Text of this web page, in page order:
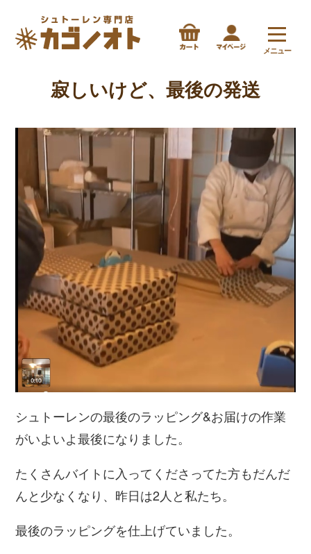
メニュー
寂しいけど、最後の発送
シュトーレンの最後のラッピング&お届けの作業
がいよいよ最後になりました。
たくさんバイトに入ってくださってた方もだんだ
んと少なくなり、昨日は2人と私たち。
最後のラッピングを仕上げていました。